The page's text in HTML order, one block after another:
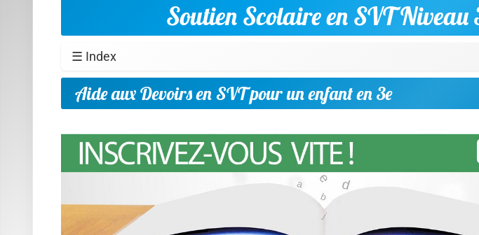
Soutien Scolaire en SVT Niveau
☰ Index
Aide aux Devoirs en SVT pour un enfant en 3e